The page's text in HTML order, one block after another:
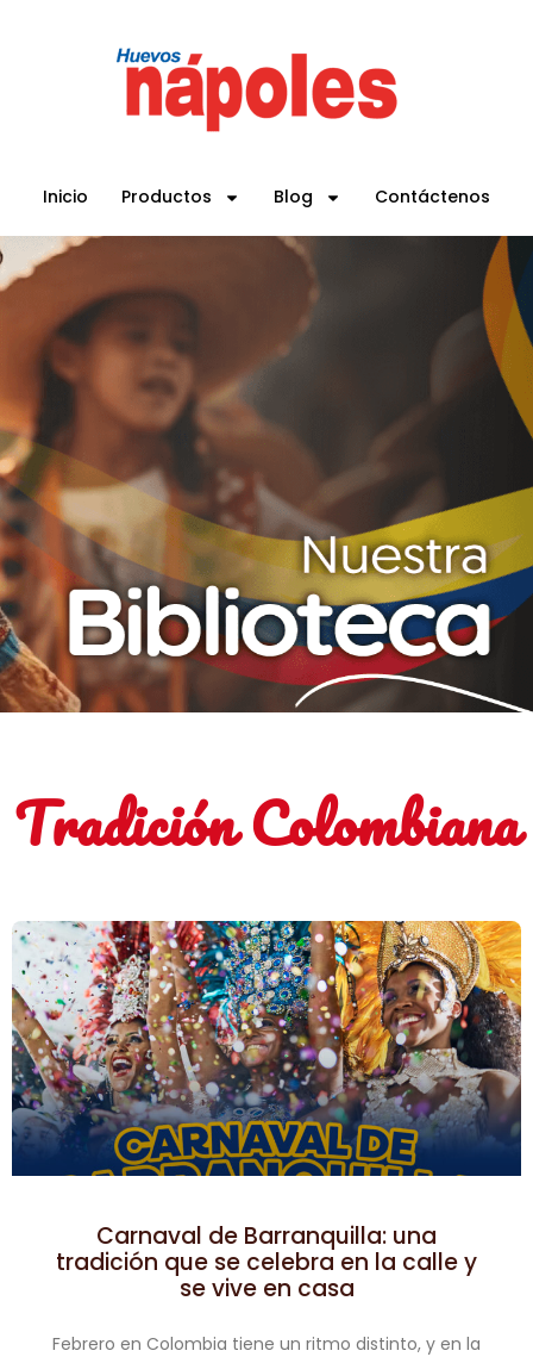
Inicio Productos Blog Contáctenos
Tradición Colombiana
Carnaval de Barranquilla: una
tradición que se celebra en la calle y
se vive en casa
Febrero en Colombia tiene un ritmo distinto, y en la